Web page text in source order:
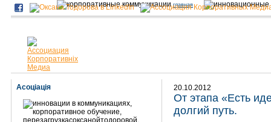
главная
Асоціація 20.10.2012
От этапа «Есть
долгий путь.